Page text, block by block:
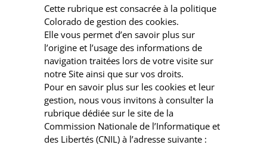
Cette rubrique est consacrée à la politique
Colorado de gestion des cookies.
Elle vous permet d’en savoir plus sur
l’origine et l’usage des informations de
navigation traitées lors de votre visite sur
notre Site ainsi que sur vos droits.
Pour en savoir plus sur les cookies et leur
gestion, nous vous invitons à consulter la
rubrique dédiée sur le site de la
Commission Nationale de l’Informatique et
des Libertés (CNIL) à l’adresse suivante :